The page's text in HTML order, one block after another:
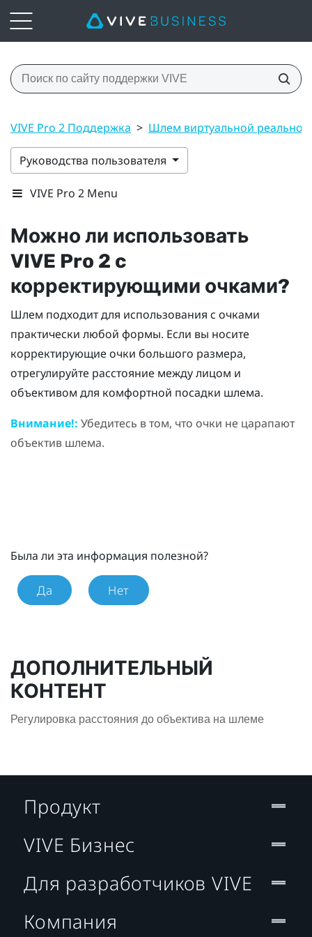
VIVE Pro 2 Поддержка > Шлем виртуальной
Руководства пользователя
VIVE Pro 2 Menu
Можно ли использовать
VIVE Pro 2 c
корректирующими очками?
Шлем подходит для использования с очками
практически любой формы. Если вы носите
корректирующие очки большого размера,
отрегулируйте расстояние между лицом и
объективом для комфортной посадки шлема.
Внимание!: Убедитесь в том, что очки не царапают
объектив шлема.
Была ли эта информация полезной?
Да Нет
ДОПОЛНИТЕЛЬНЫЙ
КОНТЕНТ
Регулировка расстояния до объектива на шлеме
Продукт
VIVE Бизнес
Для разработчиков VIVE
Компания